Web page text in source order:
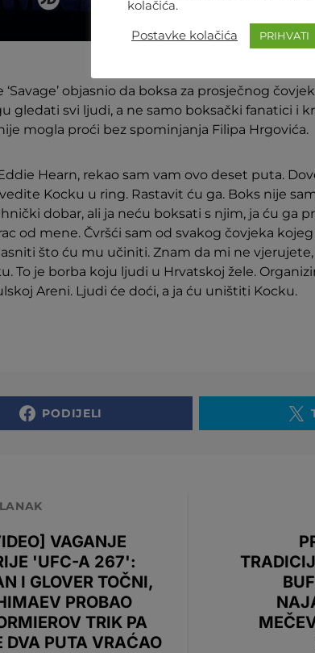
‘Savage’ objasnio da boksa za prosječnog
gledati svi ljudi, a ne samo boksački fanatici i
mogla proći bez spominjanja Filipa Hrgovića.
Hearn, rekao sam vam ovo deset puta.
Kocku u ring. Rastavit ću ga. Boks nije
dobar, ali ja neću boksati s njim, ja ću ga
od mene. Čvršći sam od svakog čovjeka
što ću mu učiniti. Znam da mi ne
To je borba koju ljudi u Hrvatskoj žele.
Areni. Ljudi će doći, a ja ću uništiti Kocku.
PODIJELI
VAGANJE
'UFC-A 267':
I GLOVER TOČNI,
PROBAO
TRIK PA
DVA PUTA VRAĆAO
kolačića.
Postavke kolačića PRIHVATI